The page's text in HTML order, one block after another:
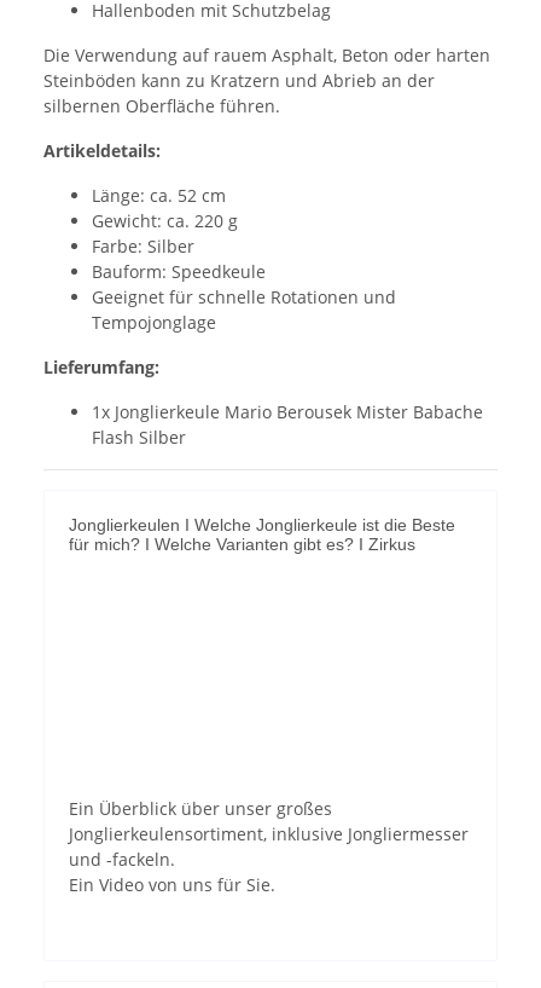
Hallenboden mit Schutzbelag
Die Verwendung auf rauem Asphalt, Beton oder harten
Steinböden kann zu Kratzern und Abrieb an der
silbernen Oberfläche führen.
Artikeldetails:
Länge: ca. 52 cm
Gewicht: ca. 220 g
Farbe: Silber
Bauform: Speedkeule
Geeignet für schnelle Rotationen und
Tempojonglage
Lieferumfang:
1x Jonglierkeule Mario Berousek Mister Babache
Flash Silber
Jonglierkeulen I Welche Jonglierkeule ist die Beste
für mich? I Welche Varianten gibt es? I Zirkus
Ein Überblick über unser großes
Jonglierkeulensortiment, inklusive Jongliermesser
und -fackeln.
Ein Video von uns für Sie.